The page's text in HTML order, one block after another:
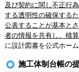
及び契約に関し不正行
する透明性の確保する
公表することが基本と
者の情報を共有し、積
に設計図書を公式ホー
施工体制台帳の